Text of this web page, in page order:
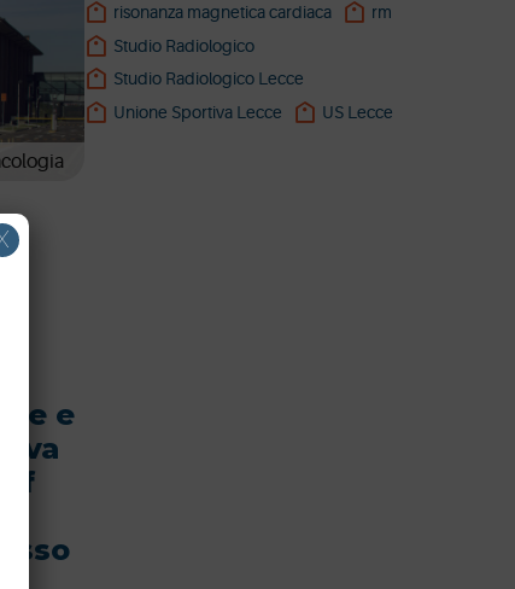
e
risonanza magnetica cardiaca
rm
Studio Radiologico
Studio Radiologico Lecce
Unione Sportiva Lecce
US Lecce